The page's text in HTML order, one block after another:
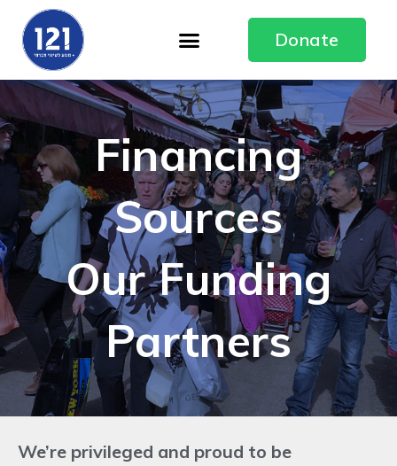
Donate
Financing
Sources
Our Funding
Partners
We’re privileged and proud to be